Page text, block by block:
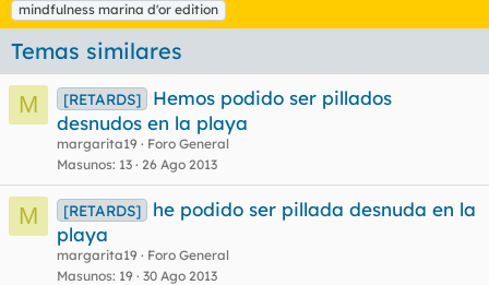
e
t
a
mindfulness marina d'or edition
Temas similares
M
[RETARDS]
Hemos podido ser pillados
desnudos en la playa
margarita19
Foro General
Masunos 13 26 Ago 2013
M [RETARDS]
he podido ser pillada desnuda en la
playa
margarita19
Foro General
Masunos 19 30 Ago 2013